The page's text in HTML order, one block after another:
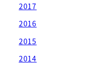
2017
2016
2015
2014